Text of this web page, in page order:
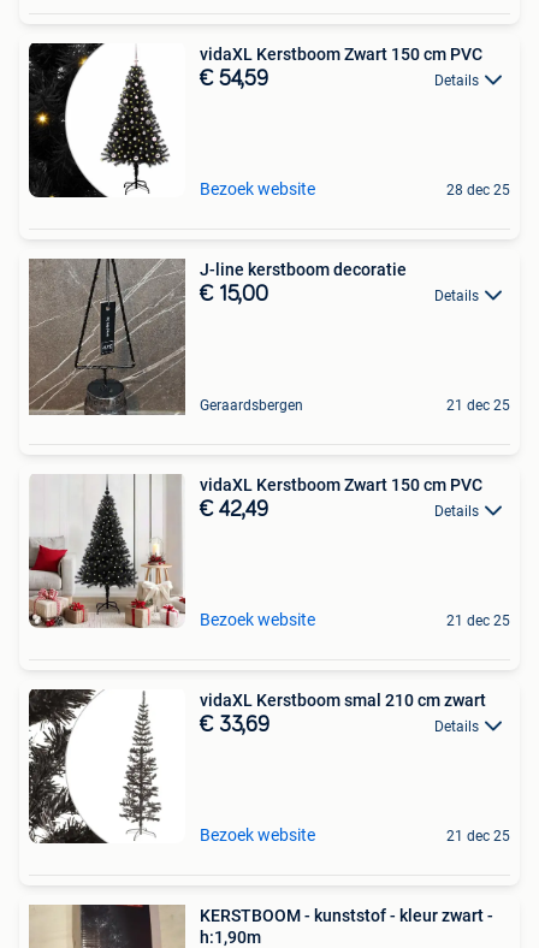
vidaXL Kerstboom Zwart 150 cm PVC
€ 54,59 Details
Bezoek website 28 dec 25
J-line kerstboom decoratie
€ 15,00 Details
Geraardsbergen 21 dec 25
vidaXL Kerstboom Zwart 150 cm PVC
€ 42,49 Details
Bezoek website 21 dec 25
vidaXL Kerstboom smal 210 cm zwart
€ 33,69 Details
Bezoek website 21 dec 25
KERSTBOOM - kunststof - kleur zwart -
h:1,90m